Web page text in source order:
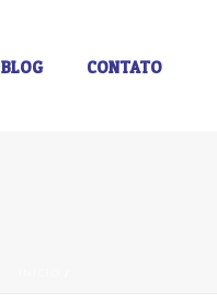
BLOG CONTATO